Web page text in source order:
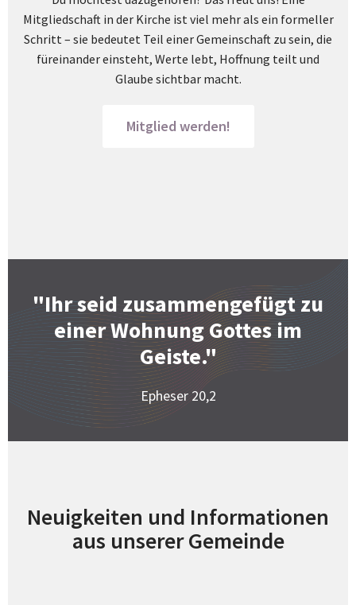
Mitgliedschaft in der Kirche ist viel mehr als ein formeller
Schritt – sie bedeutet Teil einer Gemeinschaft zu sein, die
füreinander einsteht, Werte lebt, Hoffnung teilt und
Glaube sichtbar macht.
Mitglied werden!
"Ihr seid zusammengefügt zu
einer Wohnung Gottes im
Geiste."
Epheser 20,2
Neuigkeiten und Informationen
aus unserer Gemeinde